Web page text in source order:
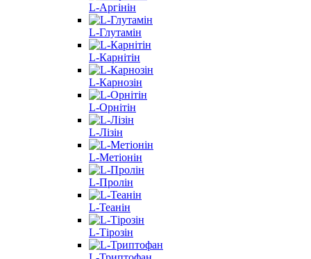
L-Аргінін
L-Глутамін
L-Карнітін
L-Карнозін
L-Орнітін
L-Лізін
L-Метіонін
L-Пролін
L-Теанін
L-Тірозін